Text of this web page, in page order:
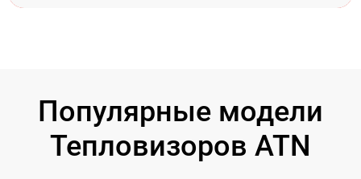
Популярные модели
Тепловизоров ATN